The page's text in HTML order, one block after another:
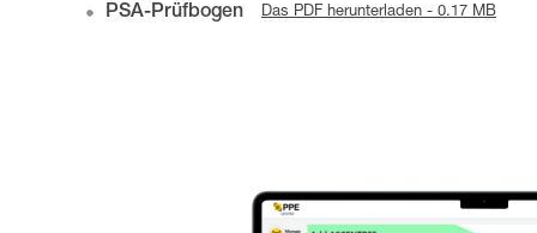
PSA-Prüfbogen Das PDF herunterladen - 0.17 MB